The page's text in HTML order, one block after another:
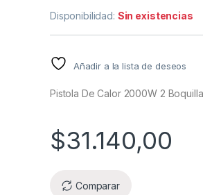
Disponibilidad: Sin existencias
Añadir a la lista de deseos
Pistola De Calor 2000W 2
$31.140,00
Comparar